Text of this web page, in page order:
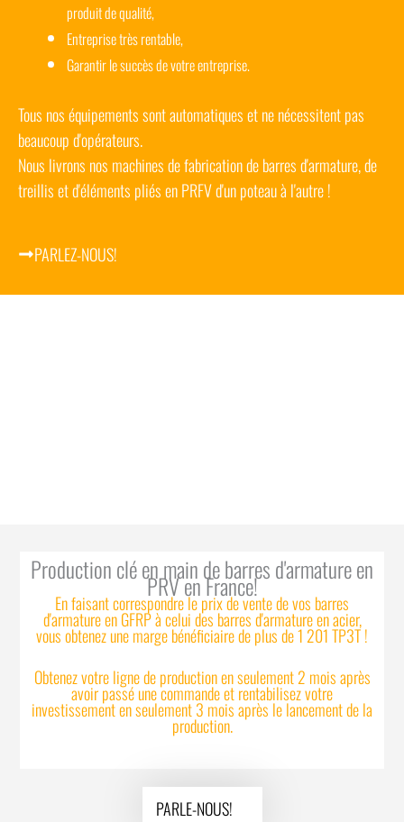
produit de qualité,
Entreprise très rentable,
Garantir le succès de votre entreprise.
Tous nos équipements sont automatiques et ne nécessitent pas
beaucoup d'opérateurs.
Nous livrons nos machines de fabrication de barres d'armature, de
treillis et d'éléments pliés en PRFV d'un poteau à l'autre !
PARLEZ-NOUS!
Production clé en main de barres d'armature en
PRV en France!
En faisant correspondre le prix de vente de vos barres
d'armature en GFRP à celui des barres d'armature en acier,
vous obtenez une marge bénéficiaire de plus de 1 201 TP3T !
Obtenez votre ligne de production en seulement 2 mois après
avoir passé une commande et rentabilisez votre
investissement en seulement 3 mois après le lancement de la
production.
PARLE-NOUS!